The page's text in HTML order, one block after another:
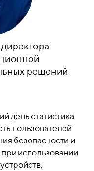
решений
день статистика
пользователей
безопасности и
использовании